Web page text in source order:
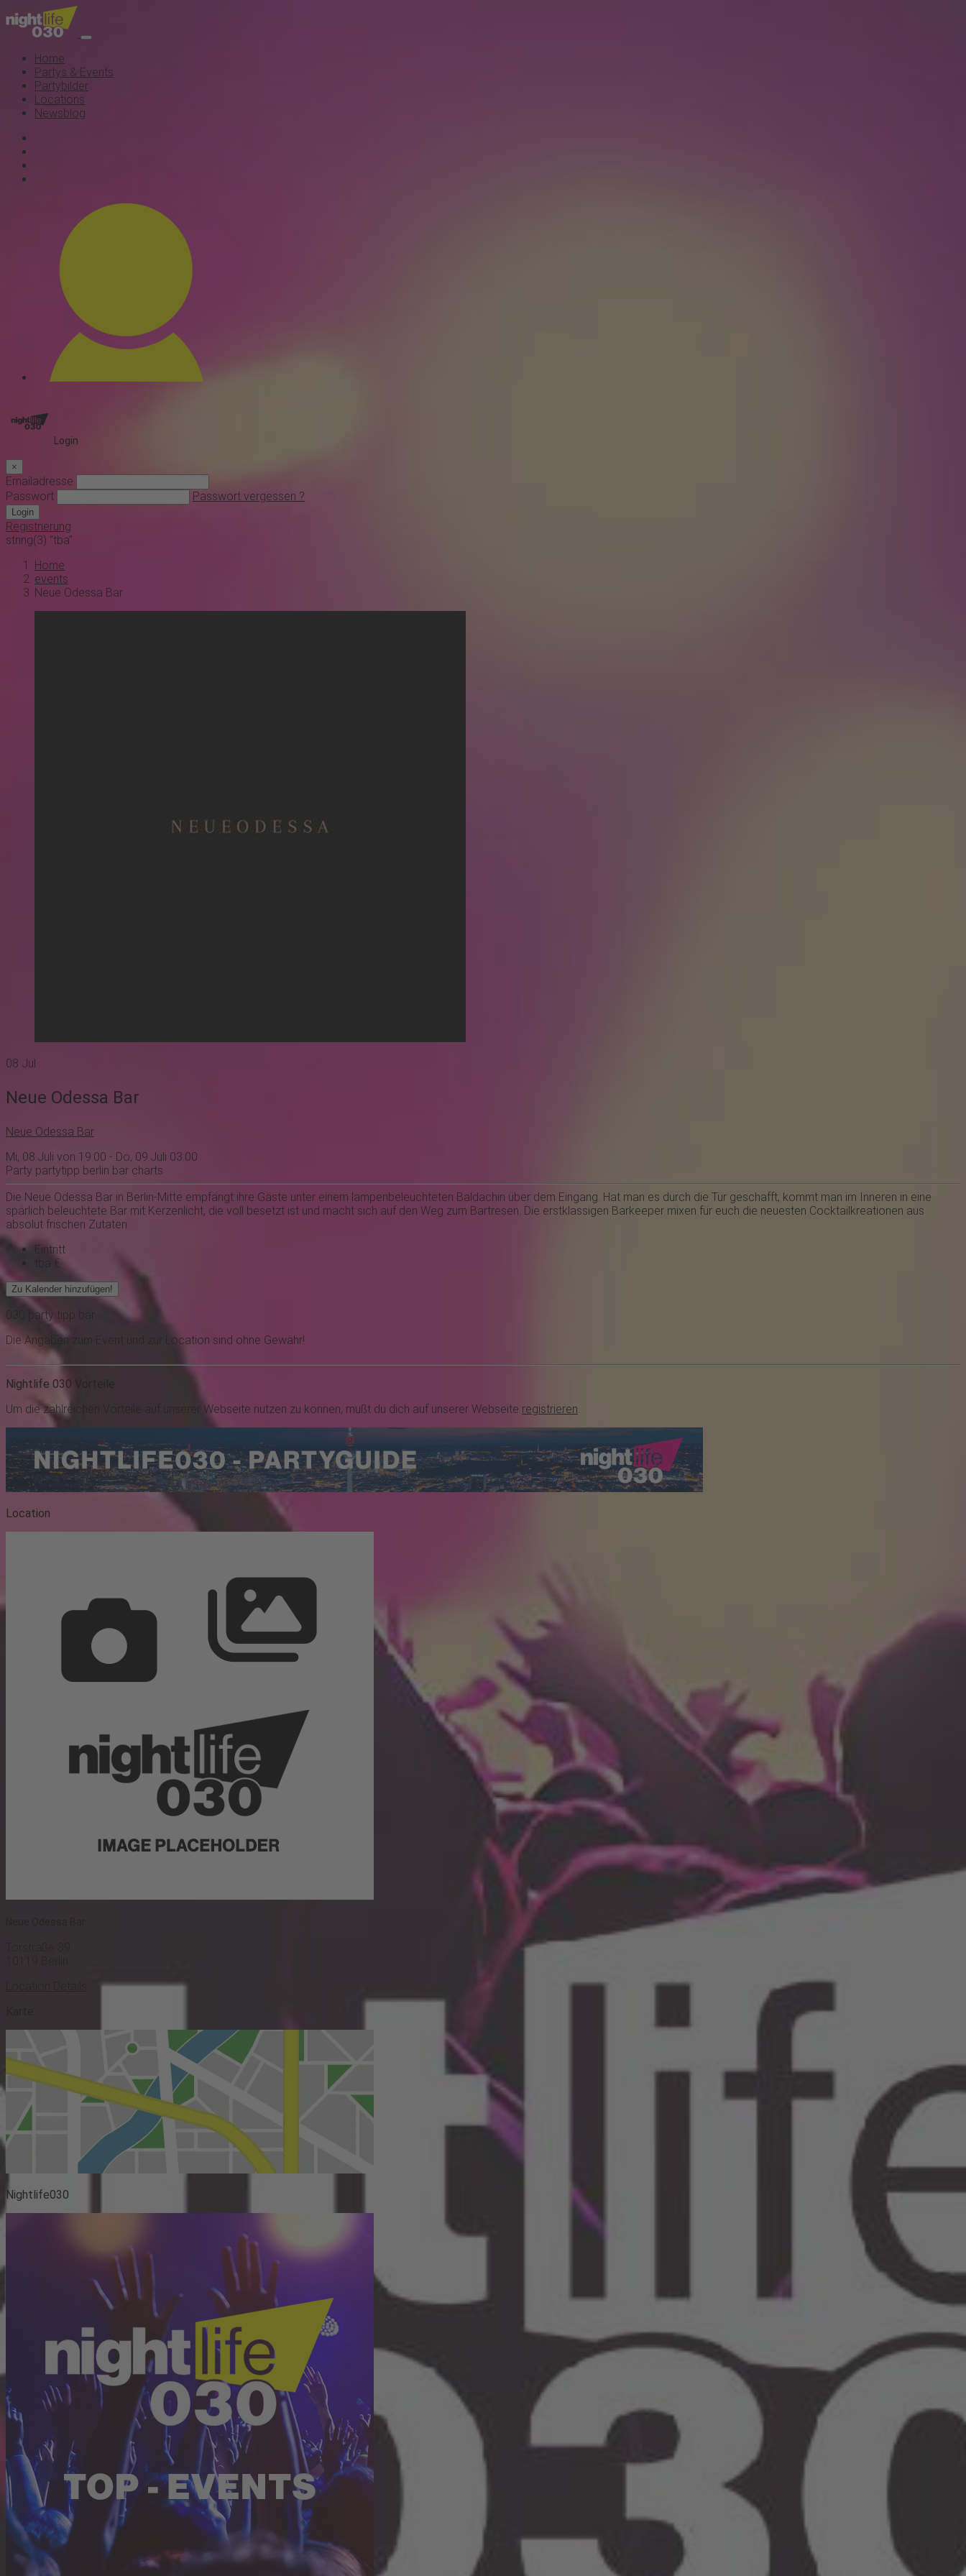
Home
Partys & Events
Partybilder
Locations
Newsblog
Login
×
Emailadresse
Passwort
Passwort vergessen ?
Login
Registrierung
string(3) "tba"
Home
events
Neue Odessa Bar
08 Jul
Neue Odessa Bar
Neue Odessa Bar
Mi, 08.Juli von 19:00 - Do, 09.Juli 03:00
Party partytipp berlin bar charts
Die Neue Odessa Bar in Berlin-Mitte empfängt ihre Gäste unter einem lampenbeleuchteten Baldachin über dem Eingang. Hat man es durch die Tür geschafft, kommt man im Inneren in eine
spärlich beleuchtete Bar mit Kerzenlicht, die voll besetzt ist und macht sich auf den Weg zum Bartresen. Die erstklassigen Barkeeper mixen für euch die neuesten Cocktailkreationen aus
absolut frischen Zutaten.
Eintritt
tba €
Zu Kalender hinzufügen!
030 party tipp
Die Angaben zum Event und zur Location sind ohne Gewähr!
Nightlife 030 Vorteile
Um die zahlreichen Vorteile auf unserer Webseite nutzen zu können, mußt du dich auf unserer Webseite registrieren.
Location
Nightlife030